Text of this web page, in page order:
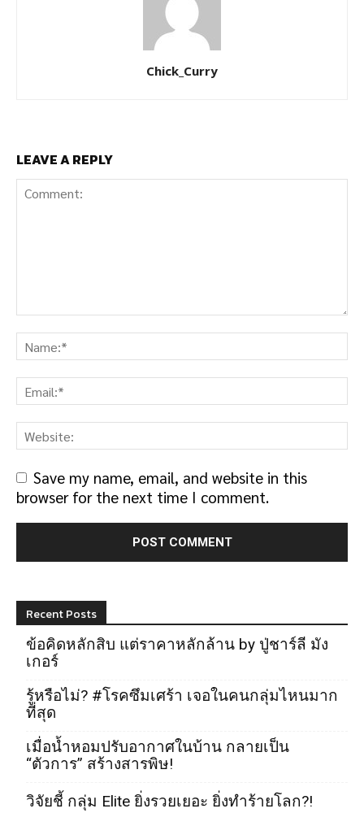
Chick_Curry
LEAVE A REPLY
Save my name, email, and website in this
browser for the next time I comment.
Recent Posts
ข้อคิดหลักสิบ แต่ราคาหลักล้าน by ปู่ชาร์ลี มัง
เกอร์
รู้หรือไม่? #โรคซึมเศร้า เจอในคนกลุ่มไหนมาก
ที่สุด
เมื่อน้ำหอมปรับอากาศในบ้าน กลายเป็น
“ตัวการ” สร้างสารพิษ!
วิจัยชี้ กลุ่ม Elite ยิ่งรวยเยอะ ยิ่งทำร้ายโลก?!